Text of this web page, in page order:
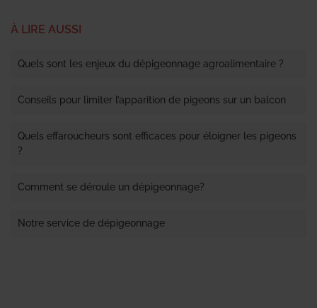
À LIRE AUSSI
Quels sont les enjeux du dépigeonnage agroalimentaire ?
Conseils pour limiter l’apparition de pigeons sur un balcon
Quels effaroucheurs sont efficaces pour éloigner les pigeons
?
Comment se déroule un dépigeonnage?
Notre service de dépigeonnage